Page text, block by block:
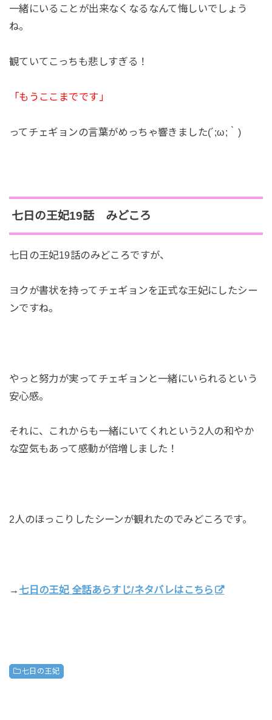
一緒にいることが出来なくなるなんて悔しいでしょう
ね。
観ていてこっちも悲しすぎる！
「もうここまでです」
ってチェギョンの言葉がめっちゃ響きました(´;ω;｀)
七日の王妃19話 みどころ
七日の王妃19話のみどころですが、
ヨクが書状を持ってチェギョンを正式な王妃にしたシー
ンですね。
やっと努力が実ってチェギョンと一緒にいられるという
安心感。
それに、これからも一緒にいてくれという2人の和やか
な空気もあって感動が倍増しました！
2人のほっこりしたシーンが観れたのでみどころです。
→ 七日の王妃 全話あらすじ/ネタバレはこちら
七日の王妃